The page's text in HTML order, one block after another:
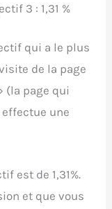
3 : 1,31 %
qui a le plus
de la page
(la page qui
une
est de 1,31%.
et que vous